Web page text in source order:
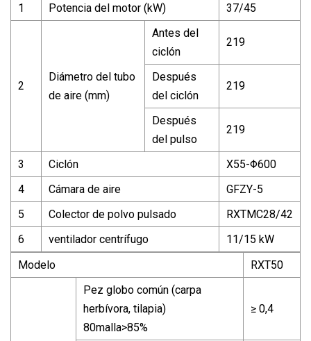
1 Potencia del motor (kW) 37/45
2
Diámetro del tubo
de aire (mm)
Antes del
ciclón
219
Después
del ciclón
219
Después
del pulso
219
3 Ciclón
X55-Φ600
4
Cámara de aire
GFZY-5
5
Colector de polvo pulsado
RXTMC28/42
6
ventilador centrífugo
11/15 kW
Modelo
RXT50
Pez globo común (carpa
herbívora, tilapia)
80malla>85%
≥ 0,4